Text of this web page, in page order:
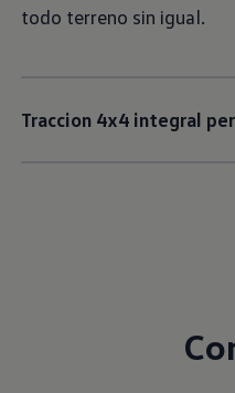
todo terreno sin igual.
Traccion 4x4 integral